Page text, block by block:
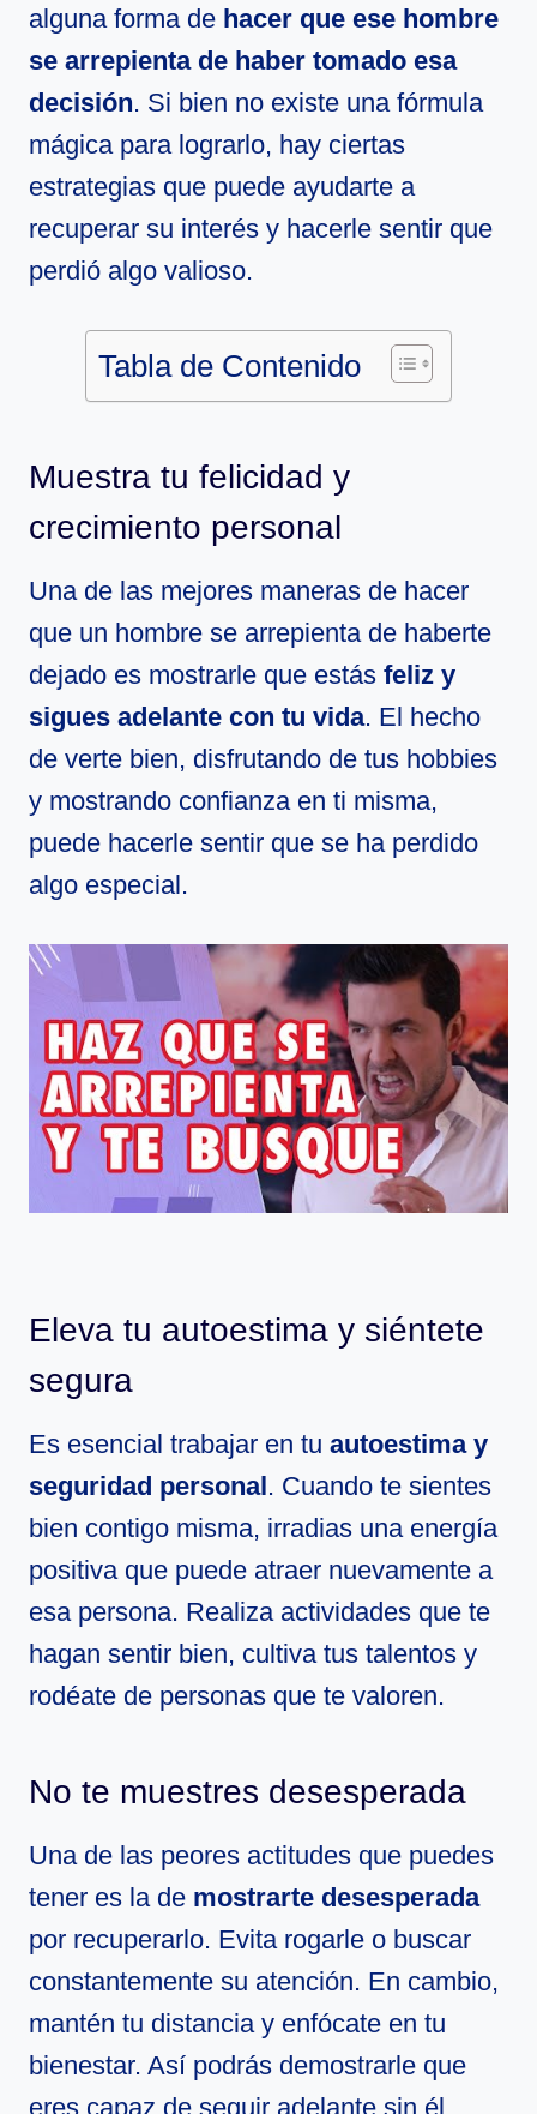
alguna forma de hacer que ese hombre
se arrepienta de haber tomado esa
decisión. Si bien no existe una fórmula
mágica para lograrlo, hay ciertas
estrategias que puede ayudarte a
recuperar su interés y hacerle sentir que
perdió algo valioso.
Tabla de Contenido
Muestra tu felicidad y
crecimiento personal
Una de las mejores maneras de hacer
que un hombre se arrepienta de haberte
dejado es mostrarle que estás feliz y
sigues adelante con tu vida. El hecho
de verte bien, disfrutando de tus hobbies
y mostrando confianza en ti misma,
puede hacerle sentir que se ha perdido
algo especial.
Eleva tu autoestima y siéntete
segura
Es esencial trabajar en tu autoestima y
seguridad personal . Cuando te sientes
bien contigo misma, irradias una energía
positiva que puede atraer nuevamente a
esa persona. Realiza actividades que te
hagan sentir bien, cultiva tus talentos y
rodéate de personas que te valoren.
No te muestres desesperada
Una de las peores actitudes que puedes
tener es la de mostrarte desesperada
por recuperarlo. Evita rogarle o buscar
constantemente su atención. En cambio,
mantén tu distancia y enfócate en tu
bienestar. Así podrás demostrarle que
eres capaz de seguir adelante sin él.